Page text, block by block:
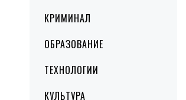
КРИМИНАЛ
ОБРАЗОВАНИЕ
ТЕХНОЛОГИИ
КУЛЬТУРА